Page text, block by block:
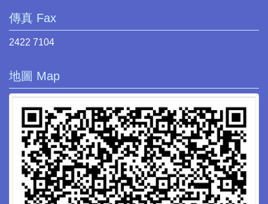
傳真 Fax
2422 7104
地圖 Map